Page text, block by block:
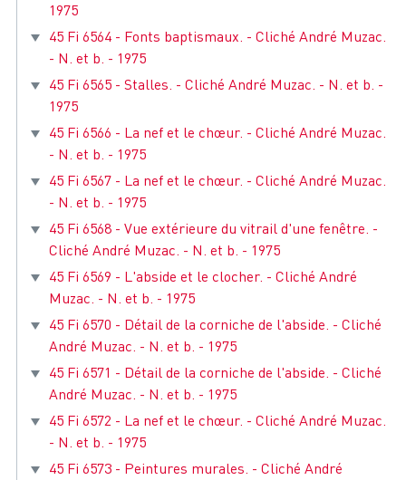
1975
45 Fi 6564 - Fonts baptismaux. - Cliché André Muzac.
- N. et b. - 1975
45 Fi 6565 - Stalles. - Cliché André Muzac. - N. et b. -
1975
45 Fi 6566 - La nef et le chœur. - Cliché André Muzac.
- N. et b. - 1975
45 Fi 6567 - La nef et le chœur. - Cliché André Muzac.
- N. et b. - 1975
45 Fi 6568 - Vue extérieure du vitrail d'une fenêtre. -
Cliché André Muzac. - N. et b. - 1975
45 Fi 6569 - L'abside et le clocher. - Cliché André
Muzac. - N. et b. - 1975
45 Fi 6570 - Détail de la corniche de l'abside. - Cliché
André Muzac. - N. et b. - 1975
45 Fi 6571 - Détail de la corniche de l'abside. - Cliché
André Muzac. - N. et b. - 1975
45 Fi 6572 - La nef et le chœur. - Cliché André Muzac.
- N. et b. - 1975
45 Fi 6573 - Peintures murales. - Cliché André